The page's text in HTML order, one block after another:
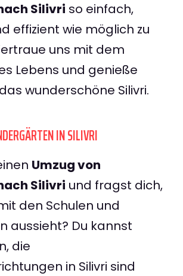
Silivri so einfach,
effizient wie möglich zu
uns mit dem
Lebens und genieße
wunderschöne Silivri.
IN SILIVRI
Umzug von
Silivri und fragst dich,
den Schulen und
aussieht? Du kannst
die
in Silivri sind